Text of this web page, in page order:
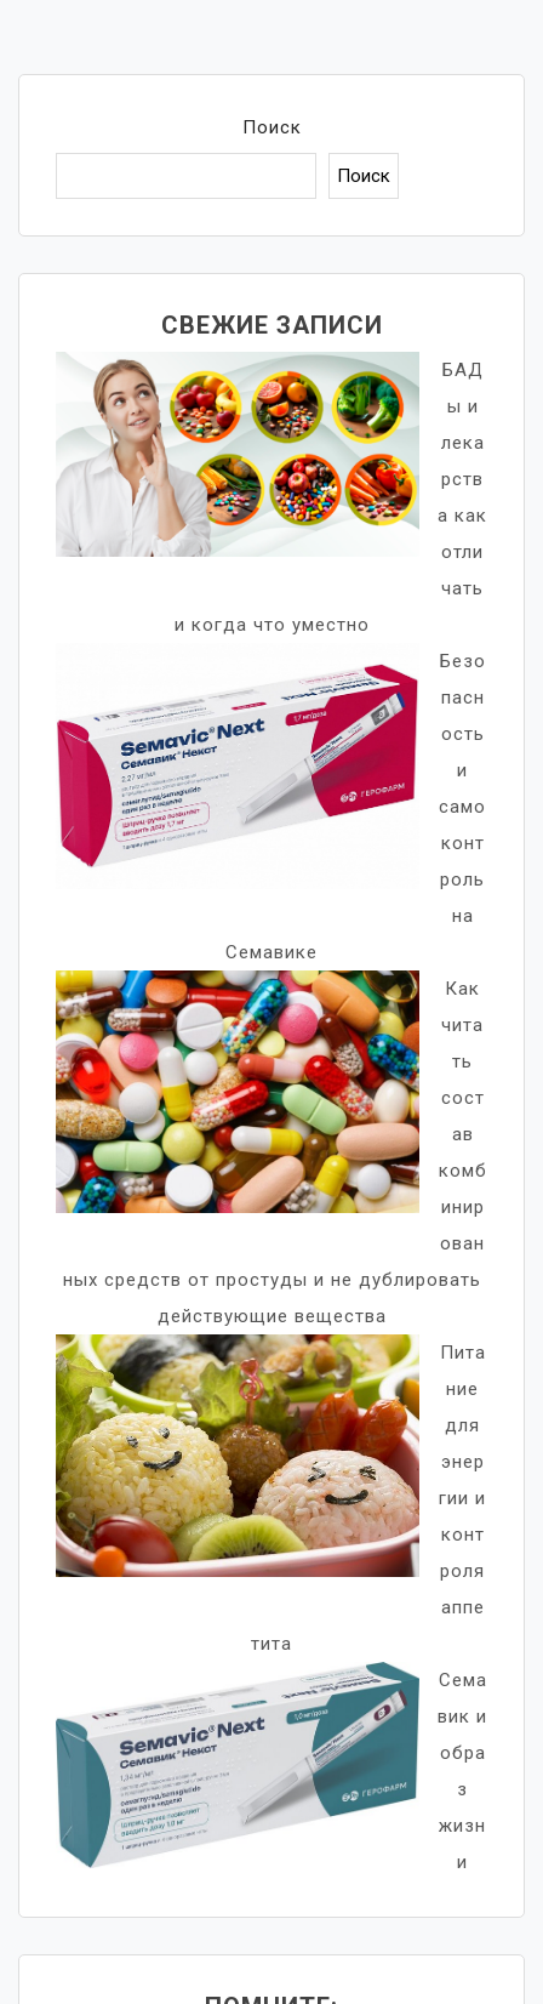
Поиск
Поиск
СВЕЖИЕ ЗАПИСИ
БАД
ы и
лека
рств
а как
отли
чать
и когда что уместно
Безо
пасн
ость
и
само
конт
роль
на
Семавике
Как
чита
ть
сост
ав
комб
инир
ован
ных средств от простуды и не дублировать
действующие вещества
Пита
ние
для
энер
гии и
конт
роля
аппе
тита
Сема
вик и
обра
з
жизн
и